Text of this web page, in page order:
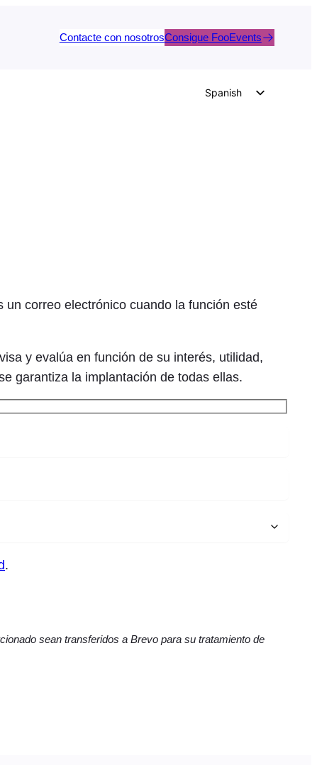
Contacte con nosotrosConsigue FooEvents
Spanish
Greek
correo electrónico cuando la función esté
y evalúa en función de su interés, utilidad,
garantiza la implantación de todas ellas.
.
sean transferidos a Brevo para su tratamiento de